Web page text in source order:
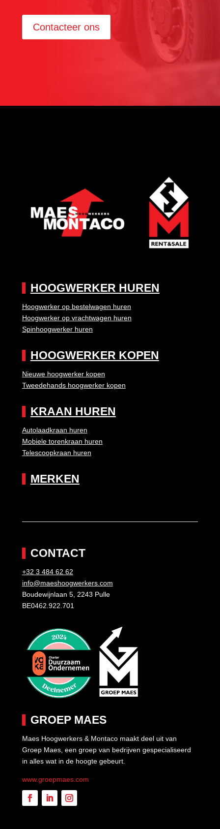
Contacteer ons
HOOGWERKER HUREN
Hoogwerker op bestelwagen huren
Hoogwerker op vrachtwagen huren
Spinhoogwerker huren
HOOGWERKER KOPEN
Nieuwe hoogwerker kopen
Tweedehands hoogwerker kopen
KRAAN HUREN
Autolaadkraan huren
Mobiele torenkraan huren
Telescoopkraan huren
MERKEN
CONTACT
+32 3 484 62 62
info@maeshoogwerkers.com
Boudewijnlaan 5, 2243 Pulle
BE0462.922.701
GROEP MAES
Maes Hoogwerkers & Montaco maakt deel uit van
Groep Maes, een groep van bedrijven gespecialiseerd
in alles wat in de hoogte gebeurt.
www.groepmaes.com